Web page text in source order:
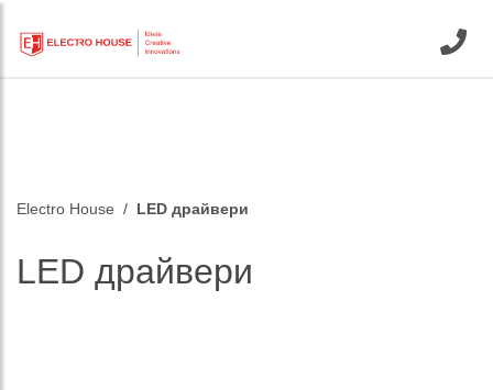
Electro House LED драйвери
LED драйвери